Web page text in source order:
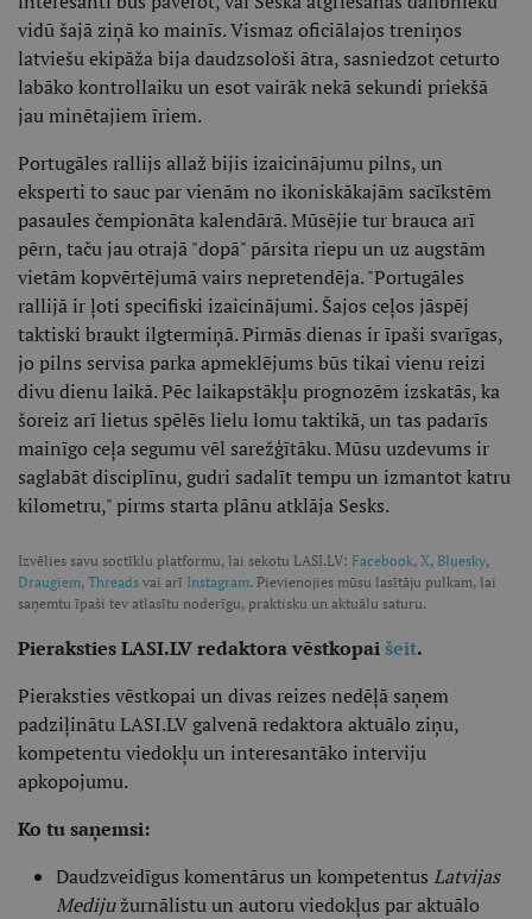
vidū šajā ziņā ko mainīs. Vismaz oficiālajos treniņos
latviešu ekipāža bija daudzsološi ātra, sasniedzot ceturto
labāko kontrollaiku un esot vairāk nekā sekundi priekšā
jau minētajiem īriem.
Portugāles rallijs allaž bijis izaicinājumu pilns, un
eksperti to sauc par vienām no ikoniskākajām sacīkstēm
pasaules čempionāta kalendārā. Mūsējie tur brauca arī
pērn, taču jau otrajā "dopā" pārsita riepu un uz augstām
vietām kopvērtējumā vairs nepretendēja. "Portugāles
rallijā ir ļoti specifiski izaicinājumi. Šajos ceļos jāspēj
taktiski braukt ilgtermiņā. Pirmās dienas ir īpaši svarīgas,
jo pilns servisa parka apmeklējums būs tikai vienu reizi
divu dienu laikā. Pēc laikapstākļu prognozēm izskatās, ka
šoreiz arī lietus spēlēs lielu lomu taktikā, un tas padarīs
mainīgo ceļa segumu vēl sarežģītāku. Mūsu uzdevums ir
saglabāt disciplīnu, gudri sadalīt tempu un izmantot katru
kilometru," pirms starta plānu atklāja Sesks.
Izvēlies savu soctīklu platformu, lai sekotu LASI.LV: Facebook, X, Bluesky,
Draugiem, Threads vai arī Instagram. Pievienojies mūsu lasītāju pulkam, lai
saņemtu īpaši tev atlasītu noderīgu, praktisku un aktuālu saturu.
Pieraksties LASI.LV redaktora vēstkopaišeit.
Pieraksties vēstkopai un divas reizes nedēļā saņem
padziļinātu LASI.LV galvenā redaktora aktuālo ziņu,
kompetentu viedokļu un interesantāko interviju
apkopojumu.
Ko tu saņemsi:
Daudzveidīgus komentārus un kompetentus Latvijas
Medijužurnālistu un autoru viedokļus par aktuālo